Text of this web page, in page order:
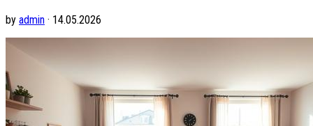
by admin · 14.05.2026